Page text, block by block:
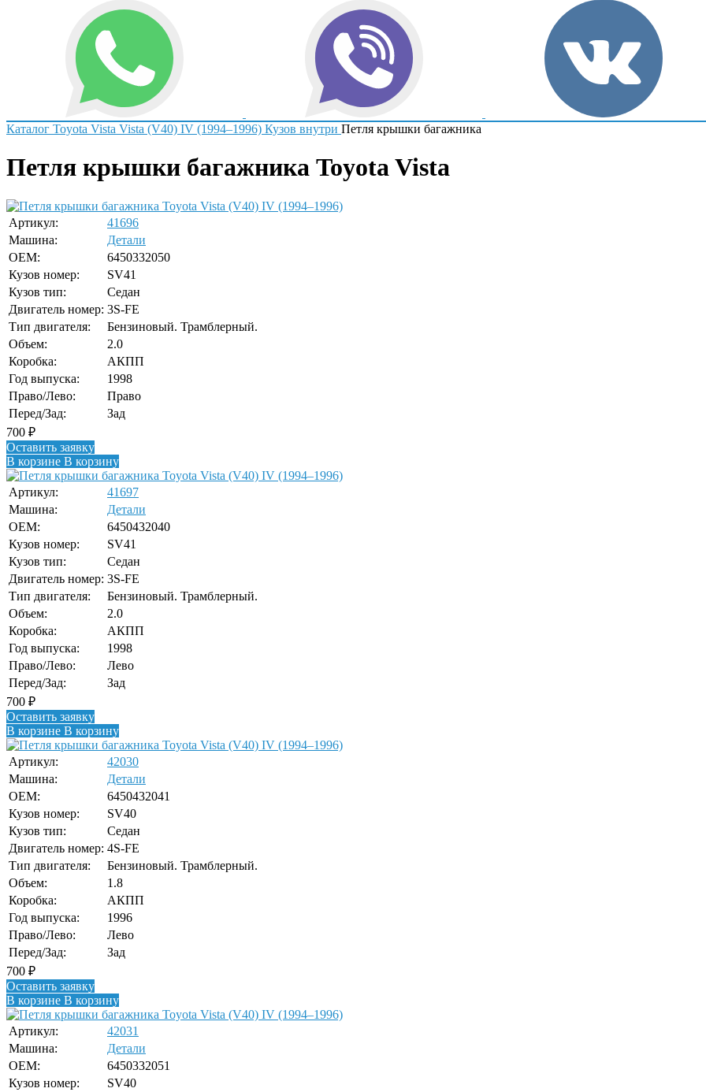
Каталог Toyota Vista Vista (V40) IV (1994–1996) Кузов внутри Петля крышки багажника
Петля крышки багажника Toyota Vista
Артикул:
41696
Машина:
Детали
OEM:
6450332050
Кузов номер:
SV41
Кузов тип:
Седан
Двигатель номер: 3S-FE
Тип двигателя:
Бензиновый. Трамблерный.
Объем:
2.0
Коробка:
АКПП
Год выпуска:
1998
Право/Лево:
Право
Перед/Зад:
Зад
700 ₽
Оставить заявку
В корзине В корзину
Артикул:
41697
Машина:
Детали
OEM:
6450432040
Кузов номер:
SV41
Кузов тип:
Седан
Двигатель номер: 3S-FE
Тип двигателя:
Бензиновый. Трамблерный.
Объем:
2.0
Коробка:
АКПП
Год выпуска:
1998
Право/Лево:
Лево
Перед/Зад:
Зад
700 ₽
Оставить заявку
В корзине В корзину
Артикул:
42030
Машина:
Детали
OEM:
6450432041
Кузов номер:
SV40
Кузов тип:
Седан
Двигатель номер: 4S-FE
Тип двигателя:
Бензиновый. Трамблерный.
Объем:
1.8
Коробка:
АКПП
Год выпуска:
1996
Право/Лево:
Лево
Перед/Зад:
Зад
700 ₽
Оставить заявку
В корзине В корзину
Артикул:
42031
Машина:
Детали
OEM:
6450332051
Кузов номер:
SV40